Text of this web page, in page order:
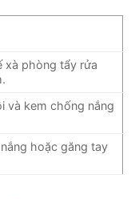
xà phòng tẩy rửa
và kem chống nắng
hoặc găng tay